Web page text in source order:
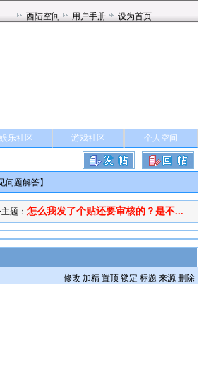
娱乐社区 游戏社区 个人空间
问题解答】
题： 怎么我发了个贴还要审核的？是不...
修改 加精 置顶 锁定 标题 来源 删除